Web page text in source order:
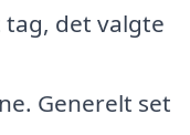
det valgte
Generelt set